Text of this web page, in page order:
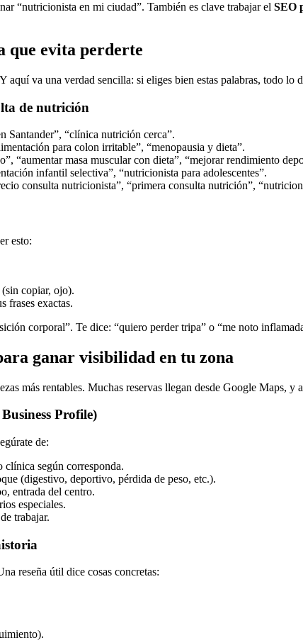
“nutricionista en mi ciudad”. También es clave trabajar el SEO
que evita perderte
aquí va una verdad sencilla: si eliges bien estas palabras, todo lo
de nutrición
Santander”, “clínica nutrición cerca”.
para colon irritable”, “menopausia y dieta”.
“aumentar masa muscular con dieta”, “mejorar rendimiento
infantil selectiva”, “nutricionista para adolescentes”.
consulta nutricionista”, “primera consulta nutrición”,
esto:
copiar, ojo).
frases exactas.
corporal”. Te dice: “quiero perder tripa” o “me noto
ganar visibilidad en tu zona
más rentables. Muchas reservas llegan desde Google Maps,
Profile)
de:
clínica según corresponda.
(digestivo, deportivo, pérdida de peso, etc.).
entrada del centro.
especiales.
trabajar.
reseña útil dice cosas concretas: